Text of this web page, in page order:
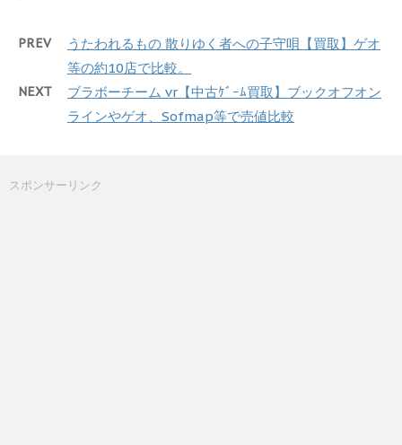
PREV
うたわれるもの 散りゆく者への子守唄【買取】ゲオ
等の約10店で比較。
NEXT
ブラボーチーム vr【中古ｹﾞｰﾑ買取】ブックオフオン
ラインやゲオ、Sofmap等で売値比較
スポンサーリンク